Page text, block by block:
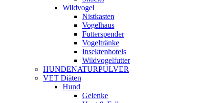
Wildvogel
Nistkasten
Vogelhaus
Futterspender
Vogeltränke
Insektenhotels
Wildvogelfutter
HUNDENATURPULVER
VET Diäten
Hund
Gelenke